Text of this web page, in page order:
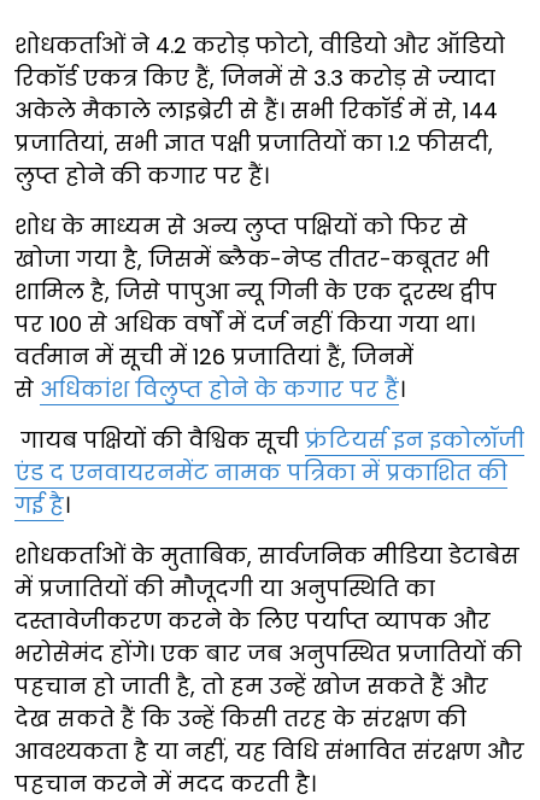
शोधकर्ताओं ने 4.2 करोड़ फोटो, वीडियो और ऑडियो
रिकॉर्ड एकत्र किए हैं, जिनमें से 3.3 करोड़ से ज्यादा
अकेले मैकाले लाइब्रेरी से हैं। सभी रिकॉर्ड में से, 144
प्रजातियां, सभी ज्ञात पक्षी प्रजातियों का 1.2 फीसदी,
लुप्त होने की कगार पर हैं।
शोध के माध्यम से अन्य लुप्त पक्षियों को फिर से
खोजा गया है, जिसमें ब्लैक-नेप्ड तीतर-कबूतर भी
शामिल है, जिसे पापुआ न्यू गिनी के एक दूरस्थ द्वीप
पर 100 से अधिक वर्षों में दर्ज नहीं किया गया था।
वर्तमान में सूची में 126 प्रजातियां हैं, जिनमें
से अधिकांश विलुप्त होने के कगार पर हैं।
गायब पक्षियों की वैश्विक सूची फ्रंटियर्स इन इकोलॉजी
एंड द एनवायरनमेंट नामक पत्रिका में प्रकाशित की
गई है।
शोधकर्ताओं के मुताबिक, सार्वजनिक मीडिया डेटाबेस
में प्रजातियों की मौजूदगी या अनुपस्थिति का
दस्तावेजीकरण करने के लिए पर्याप्त व्यापक और
भरोसेमंद होंगे। एक बार जब अनुपस्थित प्रजातियों की
पहचान हो जाती है, तो हम उन्हें खोज सकते हैं और
देख सकते हैं कि उन्हें किसी तरह के संरक्षण की
आवश्यकता है या नहीं, यह विधि संभावित संरक्षण और
पहचान करने में मदद करती है।